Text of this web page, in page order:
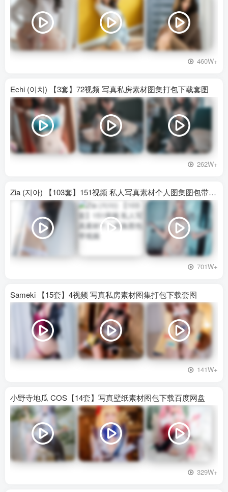
460W+
Echi (이치) 【3套】72视频 写真私房素材图集打包下载套图
262W+
Zia (지아) 【103套】151视频 私人写真素材个人图集图包带视频
701W+
Sameki 【15套】4视频 写真私房素材图集打包下载套图
141W+
小野寺地瓜 COS【14套】写真壁纸素材图包下载百度网盘
329W+